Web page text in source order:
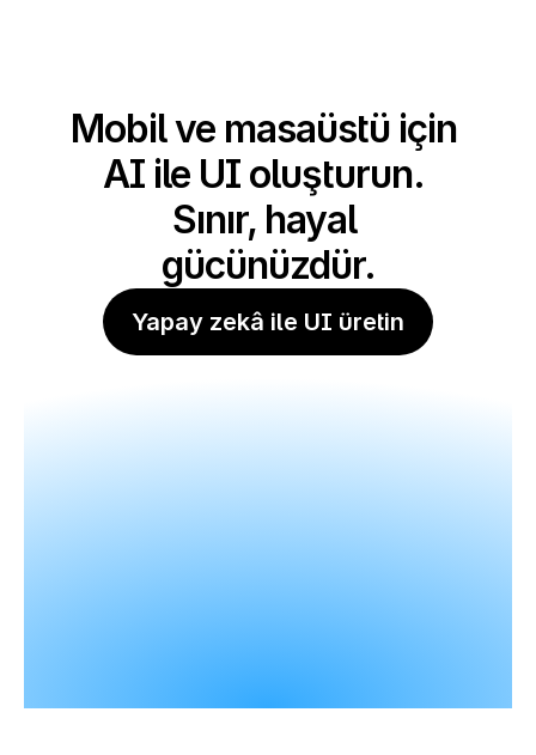
Mobil ve masaüstü için
AI ile UI oluşturun.
Sınır, hayal
gücünüzdür.
Yapay zekâ ile UI üretin